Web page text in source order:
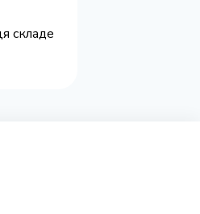
складе